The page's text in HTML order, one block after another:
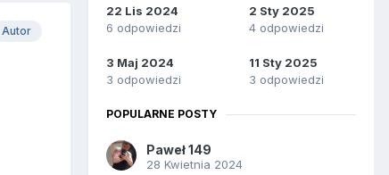
Autor
22 Lis 2024
6 odpowiedzi
2 Sty 2025
4 odpowiedzi
3 Maj 2024
3 odpowiedzi
11 Sty 2025
3 odpowiedzi
POPULARNE POSTY
Paweł 149
28 Kwietnia 2024